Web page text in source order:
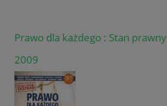
Prawo dla każdego : Stan
2009